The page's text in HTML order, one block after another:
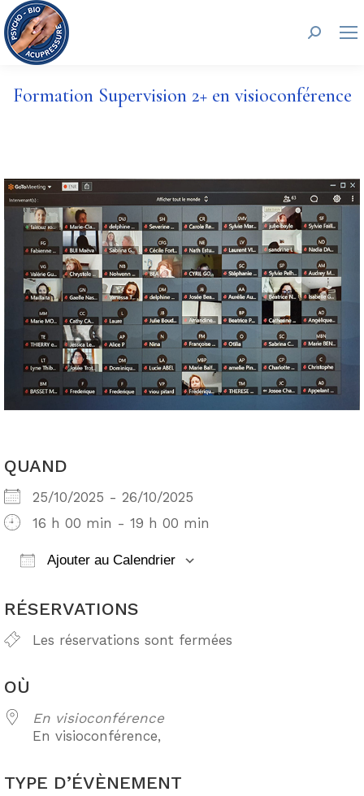
Formation Supervision 2+ en visioconférence
QUAND
25/10/2025 - 26/10/2025
16 h 00 min - 19 h 00 min
Ajouter au Calendrier
RÉSERVATIONS
Les réservations sont fermées
OÙ
En visioconférence
En visioconférence,
TYPE D’ÉVÈNEMENT